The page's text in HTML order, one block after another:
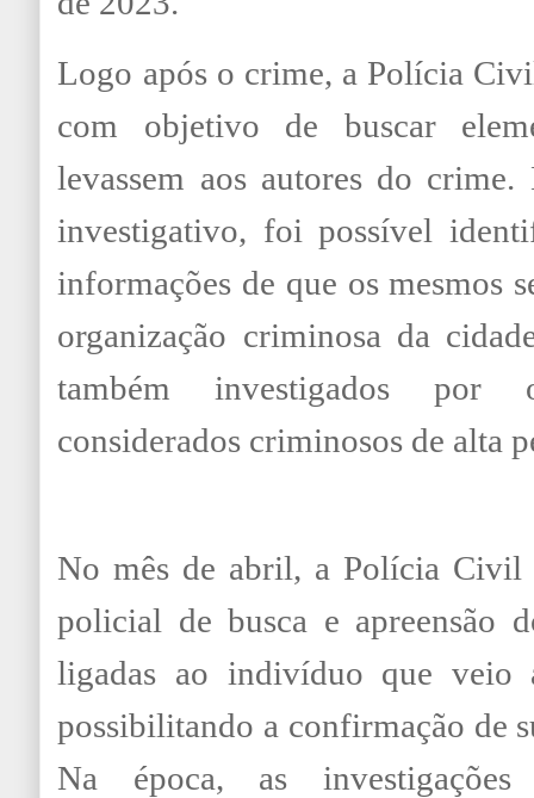
Logo após o crime, a Polícia
com objetivo de buscar
levassem aos autores do
investigativo, foi possível
informações de que os mesmos
organização criminosa da
também investigados por
considerados criminosos de alta
No mês de abril, a Polícia Civil
policial de busca e apreensão
ligadas ao indivíduo que veio
possibilitando a confirmação de
Na época, as